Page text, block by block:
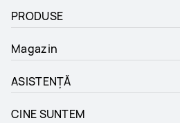
PRODUSE
Magazin
ASISTENȚĂ
CINE SUNTEM